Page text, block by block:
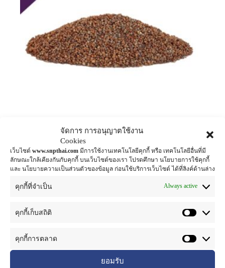
จัดการ การอนุญาตใช้งาน
Cookies
เว็บไซต์ www.snpthai.com มีการใช้งานเทคโนโลยีคุกกี้ หรือ เทคโนโลยีอื่นที่มี
ลักษณะใกล้เคียงกันกับคุกกี้ บนเว็บไซต์ของเรา โปรดศึกษา นโยบายการใช้คุกกี้
และ นโยบายความเป็นส่วนตัวของข้อมูล ก่อนใช้บริการเว็บไซต์ ได้ที่ลิงค์ด้านล่าง
คุกกี้ที่จำเป็น Always active
คุกกี้เก็บสถิติ
คุกกี้การตลาด
ยอมรับ
สารสกัดงาขี้ม่อนแบบผง
anti-inflammatory f,antioxidant f,herbal extract
for food supplement
อ่านเพิ่ม